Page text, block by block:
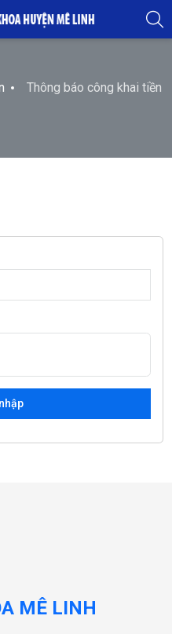
Thông báo công khai tiền
MÊ LINH